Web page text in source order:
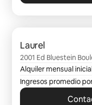
Laurel
2001 Ed Bluestein
Alquiler mensual
Ingresos promedio